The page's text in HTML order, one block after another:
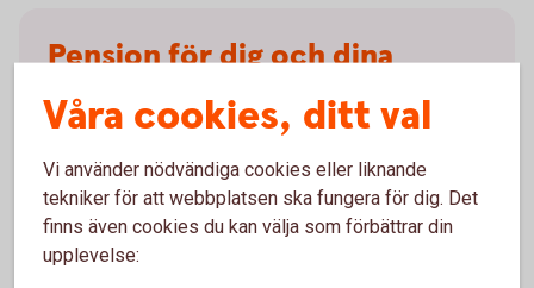
Pension för dig och dina
anställda
små och stora företag. Vill du bli en mer attraktiv
arbetsgivare eller förbättra din pension som
egenföretagare? Vi hjälper dig att hitta rätt lösning!
Våra cookies, ditt val
Vi använder nödvändiga cookies eller liknande
tekniker för att webbplatsen ska fungera för dig. Det
finns även cookies du kan välja som förbättrar din
upplevelse: